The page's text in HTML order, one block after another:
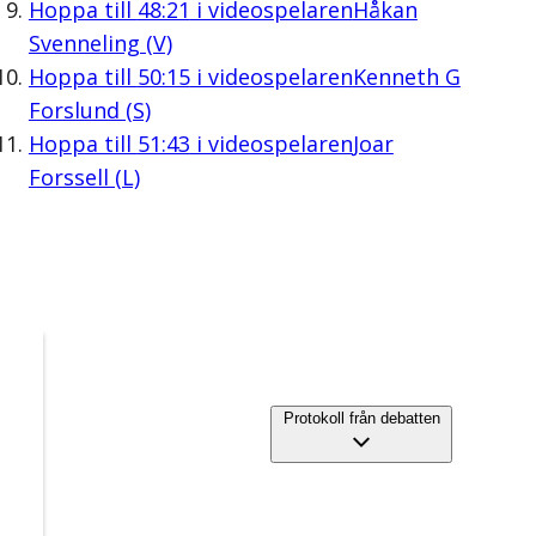
Hoppa till 48:21 i videospelarenHåkan
Svenneling (V)
Hoppa till 50:15i videospelarenKenneth G
Forslund (S)
Hoppa till 51:43 i videospelarenJoar
Forssell (L)
Protokoll från debatten